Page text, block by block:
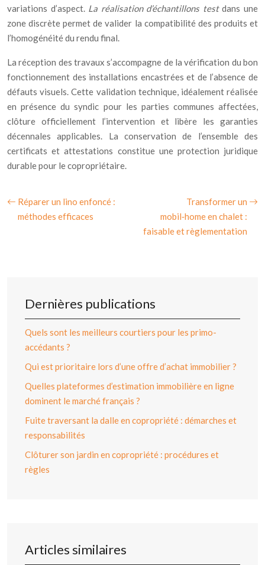
variations d’aspect. La réalisation d’échantillons testdans une
zone discrète permet de valider la compatibilité des produits et
l’homogénéité du rendu final.
La réception des travaux s’accompagne de la vérification du bon
fonctionnement des installations encastrées et de l’absence de
défauts visuels. Cette validation technique, idéalement réalisée
en présence du syndic pour les parties communes affectées,
clôture officiellement l’intervention et libère les garanties
décennales applicables. La conservation de l’ensemble des
certificats et attestations constitue une protection juridique
durable pour le copropriétaire.
Réparer un lino enfoncé :
méthodes efficaces
Transformer un
mobil‑home en chalet :
faisable et règlementation
Dernières publications
Quels sont les meilleurs courtiers pour les primo-
accédants ?
Qui est prioritaire lors d’une offre d’achat immobilier ?
Quelles plateformes d’estimation immobilière en ligne
dominent le marché français ?
Fuite traversant la dalle en copropriété : démarches et
responsabilités
Clôturer son jardin en copropriété : procédures et
règles
Articles similaires